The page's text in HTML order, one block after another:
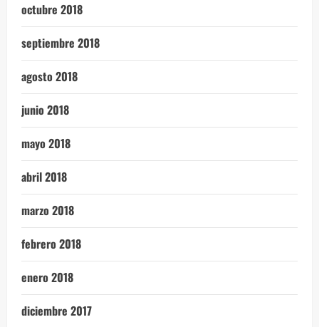
octubre 2018
septiembre 2018
agosto 2018
junio 2018
mayo 2018
abril 2018
marzo 2018
febrero 2018
enero 2018
diciembre 2017